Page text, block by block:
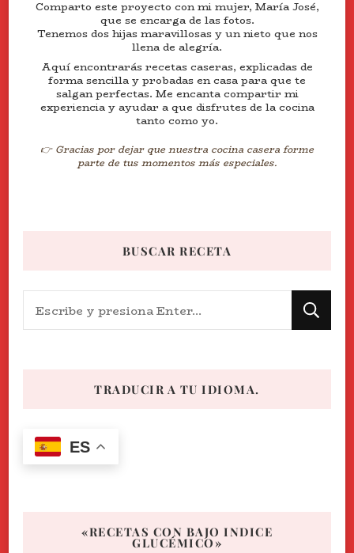
Comparto este proyecto con mi mujer, María José,
que se encarga de las fotos.
Tenemos dos hijas maravillosas y un nieto que nos
llena de alegría.
Aquí encontrarás recetas caseras, explicadas de
forma sencilla y probadas en casa para que te
salgan perfectas. Me encanta compartir mi
experiencia y ayudar a que disfrutes de la cocina
tanto como yo.
👉 Gracias por dejar que nuestra cocina casera forme
parte de tus momentos más especiales.
BUSCAR RECETA
¿Buscas
algo?
TRADUCIR A TU IDIOMA.
ES
«RECETAS CON BAJO INDICE
GLUCÉMICO»